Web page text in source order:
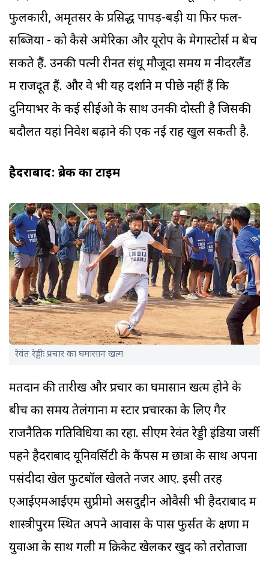
फुलकारी, अमृतसर के प्रसिद्ध पापड़-बड़ी या फिर फल-
सब्जियों - को कैसे अमेरिका और यूरोप के मेगास्टोर्स में बेच
सकते हैं. उनकी पत्नी रीनत संधू मौजूदा समय में नीदरलैंड
में राजदूत हैं. और वे भी यह दर्शाने में पीछे नहीं हैं कि
दुनियाभर के कई सीईओ के साथ उनकी दोस्ती है जिसकी
बदौलत यहां निवेश बढ़ाने की एक नई राह खुल सकती है.
हैदराबाद: ब्रेक का टाइम
रेवंत रेड्डीः प्रचार का घमासान खत्म
मतदान की तारीख और प्रचार का घमासान खत्म होने के
बीच का समय तेलंगाना में स्टार प्रचारकों के लिए गैर
राजनैतिक गतिविधियों का रहा. सीएम रेवंत रेड्डी इंडिया जर्सी
पहने हैदराबाद यूनिवर्सिटी के कैंपस में छात्रों के साथ अपना
पसंदीदा खेल फुटबॉल खेलते नजर आए. इसी तरह
एआईएमआईएम सुप्रीमो असदुद्दीन ओवैसी भी हैदराबाद में
शास्त्रीपुरम स्थित अपने आवास के पास फुर्सत के क्षणों में
युवाओं के साथ गली में क्रिकेट खेलकर खुद को तरोताजा